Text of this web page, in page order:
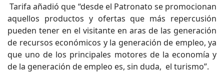
Tarifa añadió que “desde el Patronato se promocionan
aquellos productos y ofertas que más repercusión
pueden tener en el visitante en aras de las generación
de recursos económicos y la generación de empleo, ya
que uno de los principales motores de la economía y
de la generación de empleo es, sin duda, el turismo”.